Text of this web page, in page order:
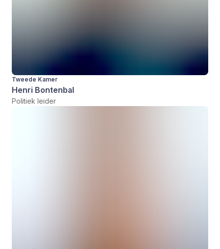
Tweede Kamer
Henri Bontenbal
Politiek leider